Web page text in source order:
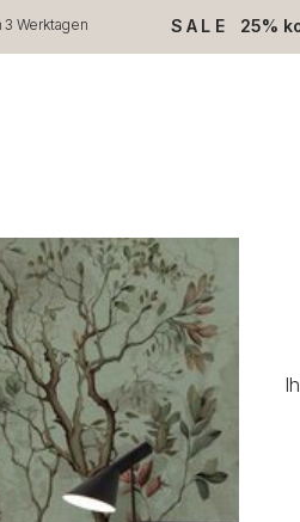
Werktagen SALE 25%